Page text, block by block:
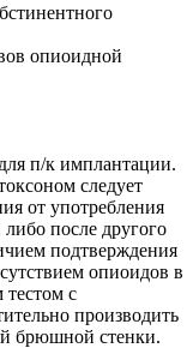
опиоидной
п/к имплантации.
следует
от употребления
после другого
подтверждения
опиоидов в
с
производить
брюшной стенки.